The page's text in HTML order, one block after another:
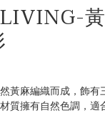
黃麻編織而成，飾有
質擁有自然色調，適